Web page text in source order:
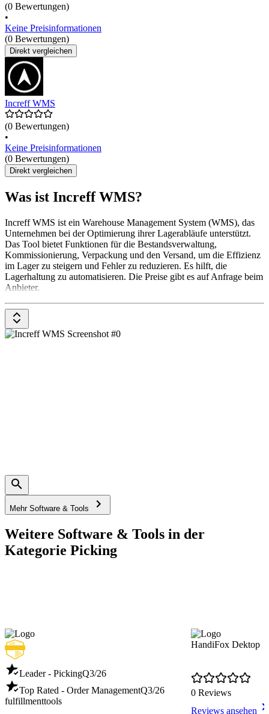
(0 Bewertungen)
•
Keine Preisinformationen
(0 Bewertungen)
Direkt vergleichen
Increff WMS
(0 Bewertungen)
•
Keine Preisinformationen
(0 Bewertungen)
Direkt vergleichen
Was ist Increff WMS?
Increff WMS ist ein Warehouse Management System (WMS), das
Unternehmen bei der Optimierung ihrer Lagerabläufe unterstützt.
Das Tool bietet Funktionen für die Bestandsverwaltung,
Kommissionierung, Verpackung und den Versand, um die Effizienz
im Lager zu steigern und Fehler zu reduzieren. Es hilft, die
Lagerhaltung zu automatisieren. Die Preise gibt es auf Anfrage beim
Anbieter.
Mehr Software & Tools
Weitere Software & Tools in der
Kategorie Picking
Leader - PickingQ3/26
Top Rated - Order ManagementQ3/26
fulfillmenttools
HandiFox Dektop
0 Reviews
Reviews ansehen